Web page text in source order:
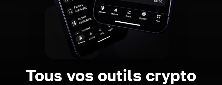
Tous vos outils crypto